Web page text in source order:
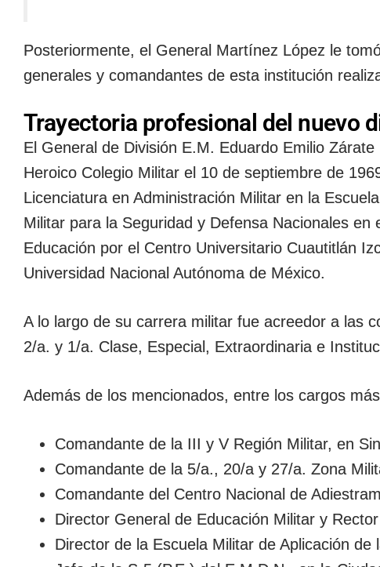
Posteriormente, el General Martínez López le
generales y comandantes de esta institución
Trayectoria profesional del nuevo
El General de División E.M. Eduardo Emilio Zárate
Heroico Colegio Militar el 10 de septiembre de
Licenciatura en Administración Militar en la
Militar para la Seguridad y Defensa Nacionales
Educación por el Centro Universitario Cuautitlán
Universidad Nacional Autónoma de México.
A lo largo de su carrera militar fue acreedor a las
2/a. y 1/a. Clase, Especial, Extraordinaria e
Además de los mencionados, entre los cargos
Comandante de la III y V Región Militar, en
Comandante de la 5/a., 20/a y 27/a. Zona
Comandante del Centro Nacional de
Director General de Educación Militar y
Director de la Escuela Militar de Aplicación